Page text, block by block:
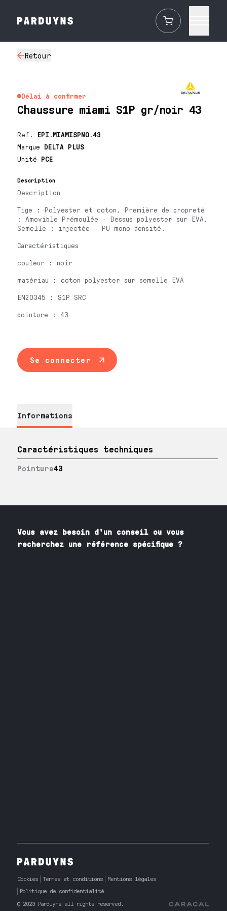
Retour
Délai à confirmer
Chaussure miami S1P gr/noir 43
Ref. EPI.MIAMISPNO.43
Marque DELTA PLUS
Unité PCE
Description
Description
Tige : Polyester et coton. Première de propreté
: Amovible Prémoulée - Dessus polyester sur EVA.
Semelle : injectée - PU mono-densité.
Caractéristiques
couleur : noir
matériau : coton polyester sur semelle EVA
EN20345 : S1P SRC
pointure : 43
Se connecter
Informations
Caractéristiques techniques
Pointure43
Vous avez besoin d'un conseil ou vous
recherchez une référence spécifique ?
Cookies Termes et conditions
Mentions légales
Politique de confidentialité
© 2023 Parduyns all rights reserved.
Caracal Agency